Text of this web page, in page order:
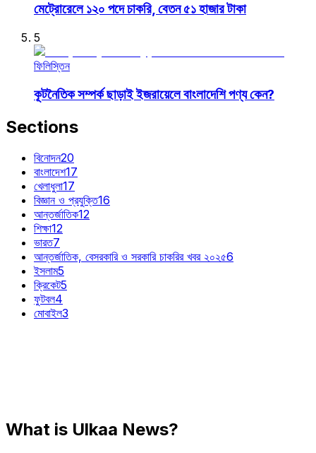
মেট্রোরেলে ১২০ পদে চাকরি, বেতন ৫১ হাজার টাকা
5
ফিলিস্তিন
কূটনৈতিক সম্পর্ক ছাড়াই ইজরায়েলে বাংলাদেশি পণ্য কেন?
Sections
বিনোদন20
বাংলাদেশ17
খেলাধুলা17
বিজ্ঞান ও প্রযুক্তি16
আন্তর্জাতিক12
শিক্ষা12
ভারত7
আন্তর্জাতিক, বেসরকারি ও সরকারি চাকরির খবর ২০২৫6
ইসলাম5
ক্রিকেট5
ফুটবল4
মোবাইল3
What is Ulkaa News?